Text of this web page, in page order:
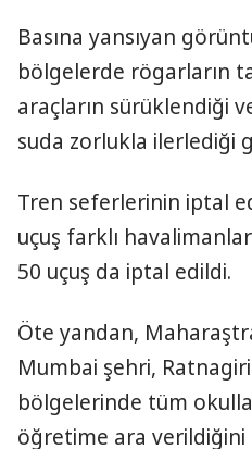
Basına yansıyan
bölgelerde rögarların
araçların sürüklendiği
suda zorlukla ilerlediği
Tren seferlerinin iptal
uçuş farklı
50 uçuş da iptal edildi.
Öte yandan,
Mumbai şehri,
bölgelerinde tüm
öğretime ara verildiğini